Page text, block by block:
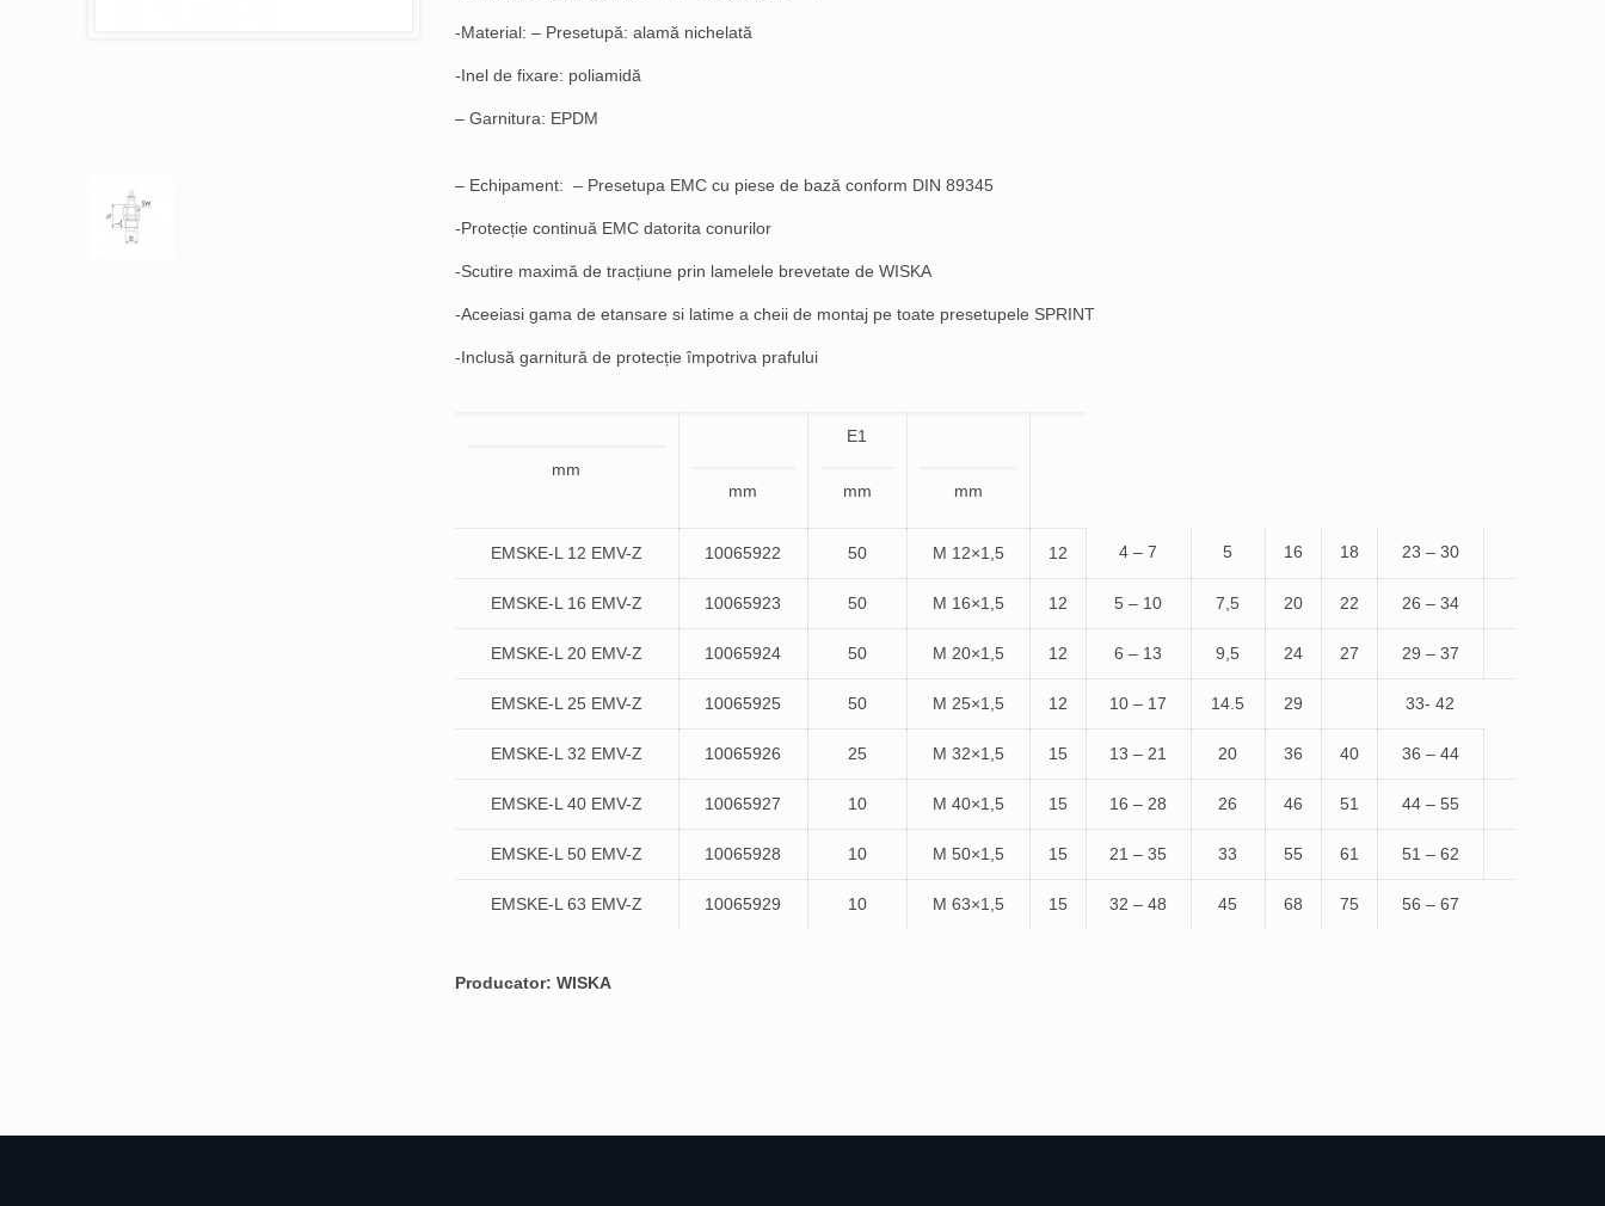
-Material: – Presetupă: alamă nichelată
-Inel de fixare: poliamidă
– Garnitura: EPDM
– Echipament: – Presetupa EMC cu piese de bază conform DIN 89345
-Protecție continuă EMC datorita conurilor
-Scutire maximă de tracțiune prin lamelele brevetate de WISKA
-Aceeiasi gama de etansare si latime a cheii de montaj pe toate presetupele SPRINT
-Inclusă garnitură de protecție împotriva prafului
mm
mm
E1
mm mm
EMSKE-L 12 EMV-Z 10065922 50 M 12×1,5 12 4 – 7 5 16 18 23 – 30
EMSKE-L 16 EMV-Z 10065923 50 M 16×1,5 12 5 – 10 7,5 20 22 26 – 34
EMSKE-L 20 EMV-Z 10065924 50 M 20×1,5 12 6 – 13 9,5 24 27 29 – 37
EMSKE-L 25 EMV-Z 10065925 50 M 25×1,5 12 10 – 17 14.5 29 33- 42
EMSKE-L 32 EMV-Z 10065926 25 M 32×1,5 15 13 – 21 20 36 40 36 – 44
EMSKE-L 40 EMV-Z 10065927 10 M 40×1,5 15 16 – 28 26 46 51 44 – 55
EMSKE-L 50 EMV-Z 10065928 10 M 50×1,5 15 21 – 35 33 55 61 51 – 62
EMSKE-L 63 EMV-Z 10065929 10 M 63×1,5 15 32 – 48 45 68 75 56 – 67
Producator: WISKA